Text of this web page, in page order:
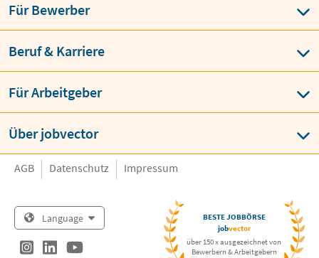
Für Bewerber
Beruf & Karriere
Für Arbeitgeber
Über jobvector
AGB Datenschutz Impressum
Language
BESTE JOBBÖRSE
jobvector
über 150 x ausgezeichnet von
Bewerbern & Arbeitgebern